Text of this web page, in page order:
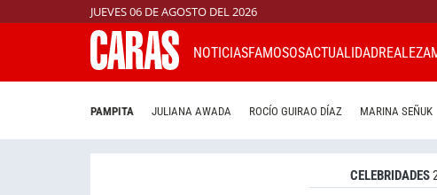
JUEVES 06 DE AGOSTO DEL 2026
NOTICIASFAMOSOSACTUALIDADREALEZA
PAMPITA JULIANA AWADA ROCÍO GUIRAO DÍAZ MARINA SEÑUK
CELEBRIDADES